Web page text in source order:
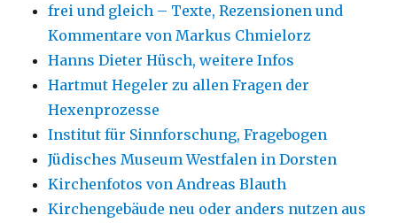
frei und gleich – Texte, Rezensionen und
Kommentare von Markus Chmielorz
Hanns Dieter Hüsch, weitere Infos
Hartmut Hegeler zu allen Fragen der
Hexenprozesse
Institut für Sinnforschung, Fragebogen
Jüdisches Museum Westfalen in Dorsten
Kirchenfotos von Andreas Blauth
Kirchengebäude neu oder anders nutzen aus